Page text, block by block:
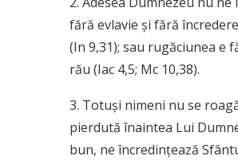
fără evlavie şi fără
(In 9,31); sau rugăciunea e
rău (Iac 4,5; Mc 10,38).
3. Totuşi nimeni nu se
pierdută înaintea Lui
bun, ne încredinţează